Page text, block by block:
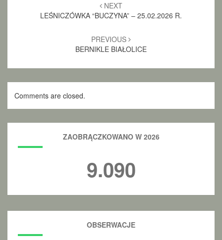
navigation
NEXT
LEŚNICZÓWKA “BUCZYNA” – 25.02.2026 R.
PREVIOUS
BERNIKLE BIAŁOLICE
Comments are closed.
ZAOBRĄCZKOWANO W 2026
9.090
OBSERWACJE